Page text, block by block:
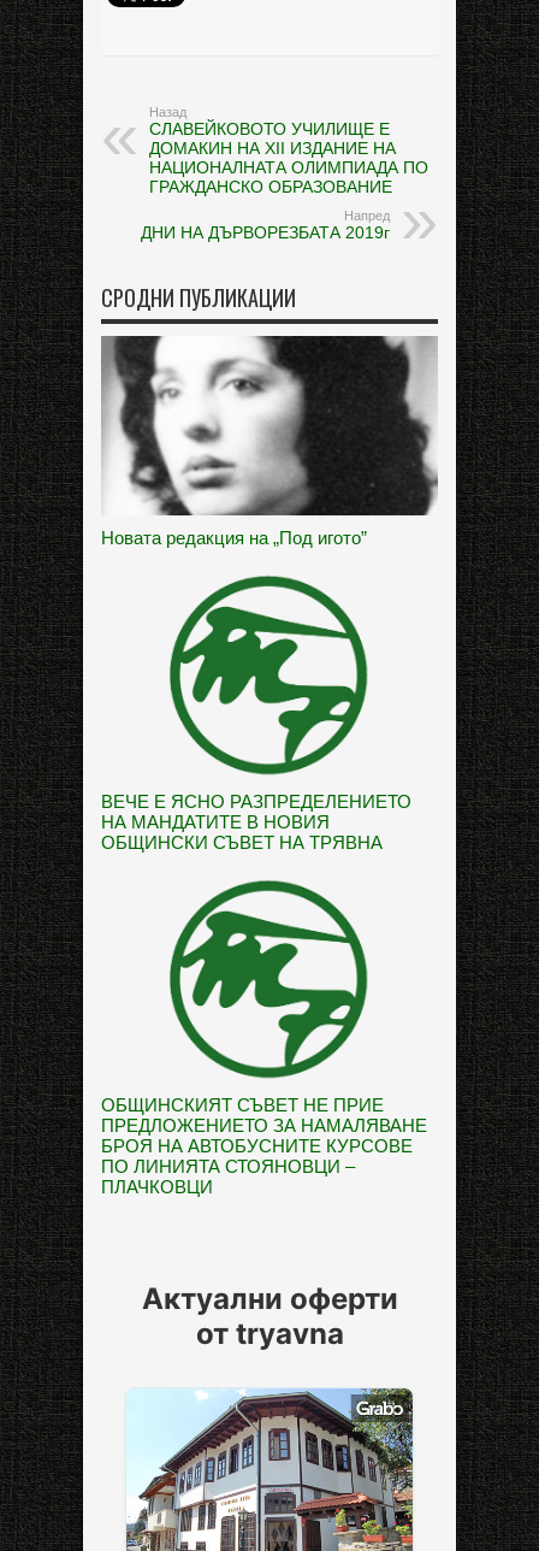
Назад
СЛАВЕЙКОВОТО УЧИЛИЩЕ Е
ДОМАКИН НА XII ИЗДАНИЕ НА
НАЦИОНАЛНАТА ОЛИМПИАДА ПО
ГРАЖДАНСКО ОБРАЗОВАНИЕ
Напред
ДНИ НА ДЪРВОРЕЗБАТА 2019г
СРОДНИ ПУБЛИКАЦИИ
Новата редакция на „Под игото”
ВЕЧЕ Е ЯСНО РАЗПРЕДЕЛЕНИЕТО
НА МАНДАТИТЕ В НОВИЯ
ОБЩИНСКИ СЪВЕТ НА ТРЯВНА
ОБЩИНСКИЯТ СЪВЕТ НЕ ПРИЕ
ПРЕДЛОЖЕНИЕТО ЗА НАМАЛЯВАНЕ
БРОЯ НА АВТОБУСНИТЕ КУРСОВЕ
ПО ЛИНИЯТА СТОЯНОВЦИ –
ПЛАЧКОВЦИ
Актуални оферти
от tryavna